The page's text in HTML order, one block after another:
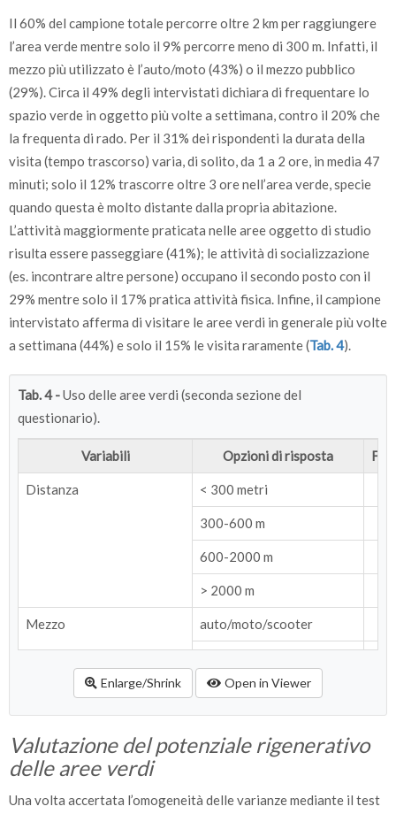
Il 60% del campione totale percorre oltre 2 km per raggiungere
l’area verde mentre solo il 9% percorre meno di 300 m. Infatti, il
mezzo più utilizzato è l’auto/moto (43%) o il mezzo pubblico
(29%). Circa il 49% degli intervistati dichiara di frequentare lo
spazio verde in oggetto più volte a settimana, contro il 20% che
la frequenta di rado. Per il 31% dei rispondenti la durata della
visita (tempo trascorso) varia, di solito, da 1 a 2 ore, in media 47
minuti; solo il 12% trascorre oltre 3 ore nell’area verde, specie
quando questa è molto distante dalla propria abitazione.
L’attività maggiormente praticata nelle aree oggetto di studio
risulta essere passeggiare (41%); le attività di socializzazione
(es. incontrare altre persone) occupano il secondo posto con il
29% mentre solo il 17% pratica attività fisica. Infine, il campione
intervistato afferma di visitare le aree verdi in generale più volte
a settimana (44%) e solo il 15% le visita raramente (Tab. 4).
Tab. 4 -Uso delle aree verdi (seconda sezione del
questionario).
Variabili Opzioni di risposta
Distanza < 300 metri
300-600 m
600-2000 m
> 2000 m
Mezzo auto/moto/scooter
bicicletta
altro
Frequenza visita quasi mai
Enlarge/Shrink Open in Viewer
Valutazione del potenziale rigenerativo
delle aree verdi
Una volta accertata l’omogeneità delle varianze mediante il test